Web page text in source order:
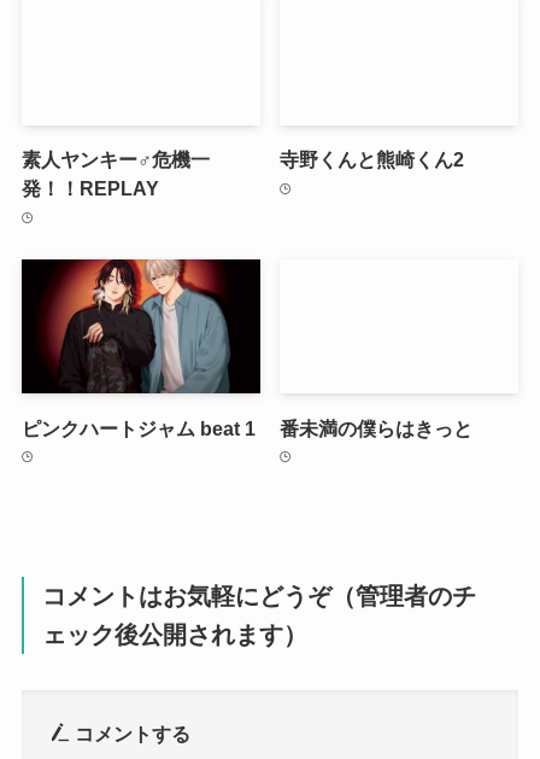
素人ヤンキー♂危機一
発！！REPLAY
寺野くんと熊崎くん2
ピンクハートジャム beat 1 番未満の僕らはきっと
コメントはお気軽にどうぞ（管理者のチ
ェック後公開されます）
コメントする